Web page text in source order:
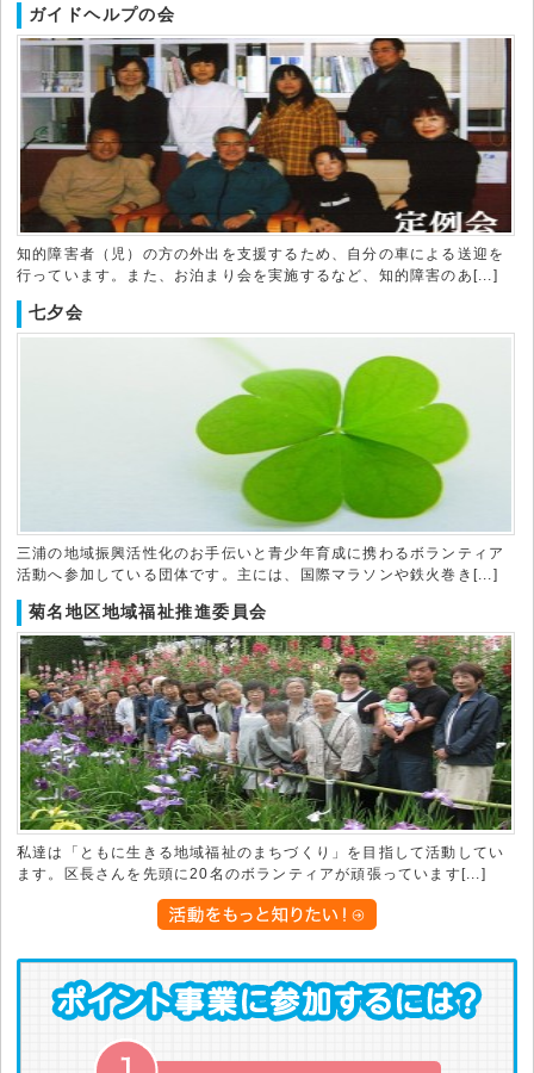
ガイドヘルプの会
知的障害者（児）の方の外出を支援するため、自分の車による送迎を
行っています。また、お泊まり会を実施するなど、知的障害のあ[...]
七夕会
三浦の地域振興活性化のお手伝いと青少年育成に携わるボランティア
活動へ参加している団体です。主には、国際マラソンや鉄火巻き[...]
菊名地区地域福祉推進委員会
私達は「ともに生きる地域福祉のまちづくり」を目指して活動してい
ます。区長さんを先頭に20名のボランティアが頑張っています[...]